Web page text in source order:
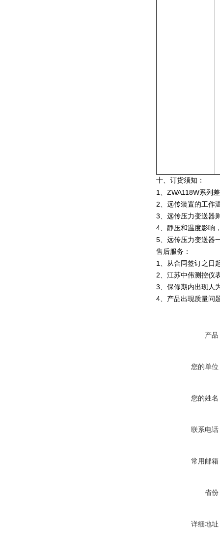
十、订货须知：
1、ZWA118W系列
2、远传装置的工作
3、远传压力变送器
4、静压和温度影响
5、远传压力变送器
售后服务：
1、从合同签订之日
2、江苏中伟测控仪
3、保修期内出现人
4、产品出现质量问
产品
您的单位
您的姓名
联系电话
常用邮箱
省份
详细地址